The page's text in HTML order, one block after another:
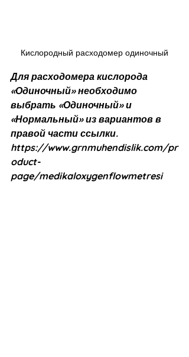
Кислородный расходомер одиночный
Для расходомера кислорода
«Одиночный» необходимо
выбрать «Одиночный» и
«Нормальный» из вариантов в
правой части ссылки.
https://www.grnmuhendislik.com/pr
oduct-
page/medikaloxygenflowmetresi